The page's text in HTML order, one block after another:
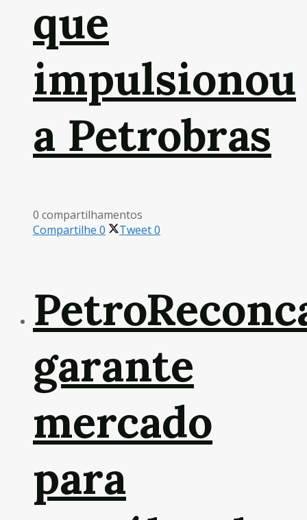
que
impulsionou
a Petrobras
0 compartilhamentos
Compartilhe 0 Tweet0
garante
mercado
para